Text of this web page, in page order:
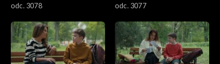
odc. 3078
odc. 3077